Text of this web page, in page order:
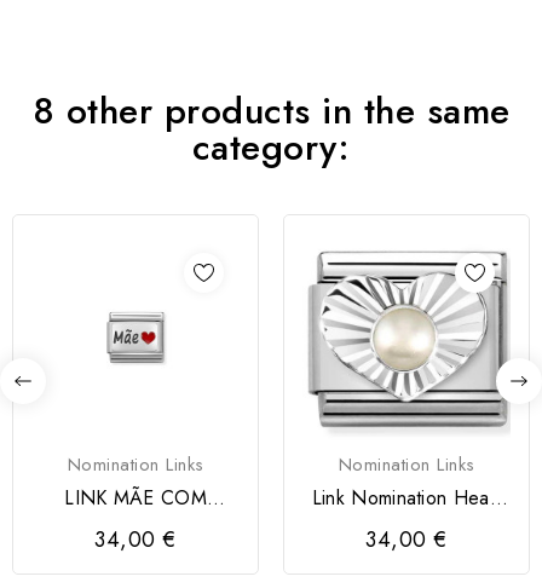
8 other products in the same
category:
Nomination Links
LINK MÃE COM
CORAÇÃO
NOMINATION
34,00 €
Nomination Links
Link Nomination Heart
and White Pearl
34,00 €